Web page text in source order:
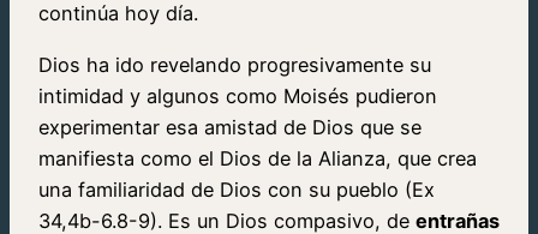
continúa hoy día.
Dios ha ido revelando progresivamente su
intimidad y algunos como Moisés pudieron
experimentar esa amistad de Dios que se
manifiesta como el Dios de la Alianza, que crea
una familiaridad de Dios con su pueblo (Ex
34,4b-6.8-9). Es un Dios compasivo, de entrañas